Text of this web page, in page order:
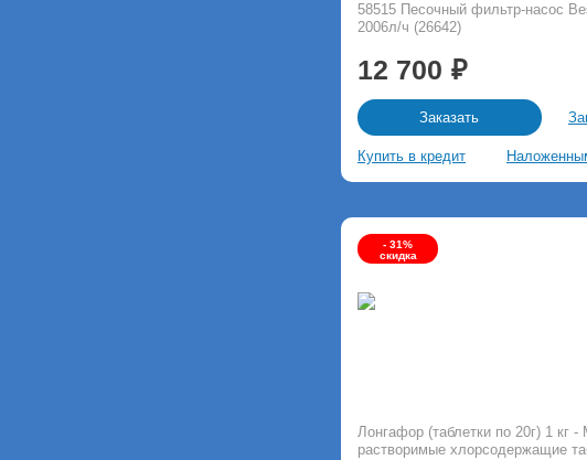
58515 Песочный фильтр-насос
2006л/ч (26642)
12 700
Заказать
Купить в кредит
- 31%
скидка
Лонгафор (таблетки по 20г) 1 кг
растворимые хлорсодержащие